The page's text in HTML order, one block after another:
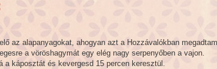
az alapanyagokat, ahogyan azt a Hozzávalókban
a vöröshagymát egy elég nagy serpenyőben a vajon.
a káposztát és kevergesd 15 percen keresztül.